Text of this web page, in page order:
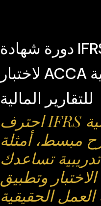
دورة شهادة IFRS Cert. | التأهيل
لاختبار ACCA في المعايير الدولية
للتقارير المالية
احترف IFRS بطريقة عملية
مبسط، أمثلة
تساعدك
وتطبيق
العمل الحقيقية